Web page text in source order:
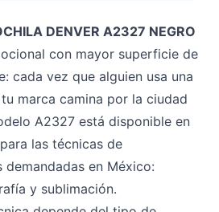
DENVER A2327 NEGRO
con mayor superficie de
cada vez que alguien usa una
marca camina por la ciudad
A2327 está disponible en
las técnicas de
demandadas en México:
y sublimación.